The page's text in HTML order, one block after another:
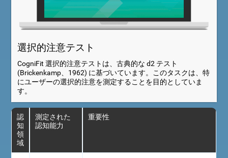
選択的注意テスト
CogniFit 選択的注意テストは、古典的な d2 テスト
(Brickenkamp、1962) に基づいています。このタスクは、特
にユーザーの選択的注意を測定することを目的としていま
す。
認
知
領
域
測定された
認知能力
重要性